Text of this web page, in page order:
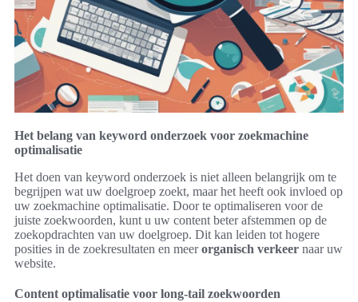
Het belang van keyword onderzoek voor zoekmachine
optimalisatie
Het doen van keyword onderzoek is niet alleen belangrijk om te
begrijpen wat uw doelgroep zoekt, maar het heeft ook invloed op
uw zoekmachine optimalisatie. Door te optimaliseren voor de
juiste zoekwoorden, kunt u uw content beter afstemmen op de
zoekopdrachten van uw doelgroep. Dit kan leiden tot hogere
posities in de zoekresultaten en meerorganisch verkeer naar uw
website.
Content optimalisatie voor long-tail zoekwoorden